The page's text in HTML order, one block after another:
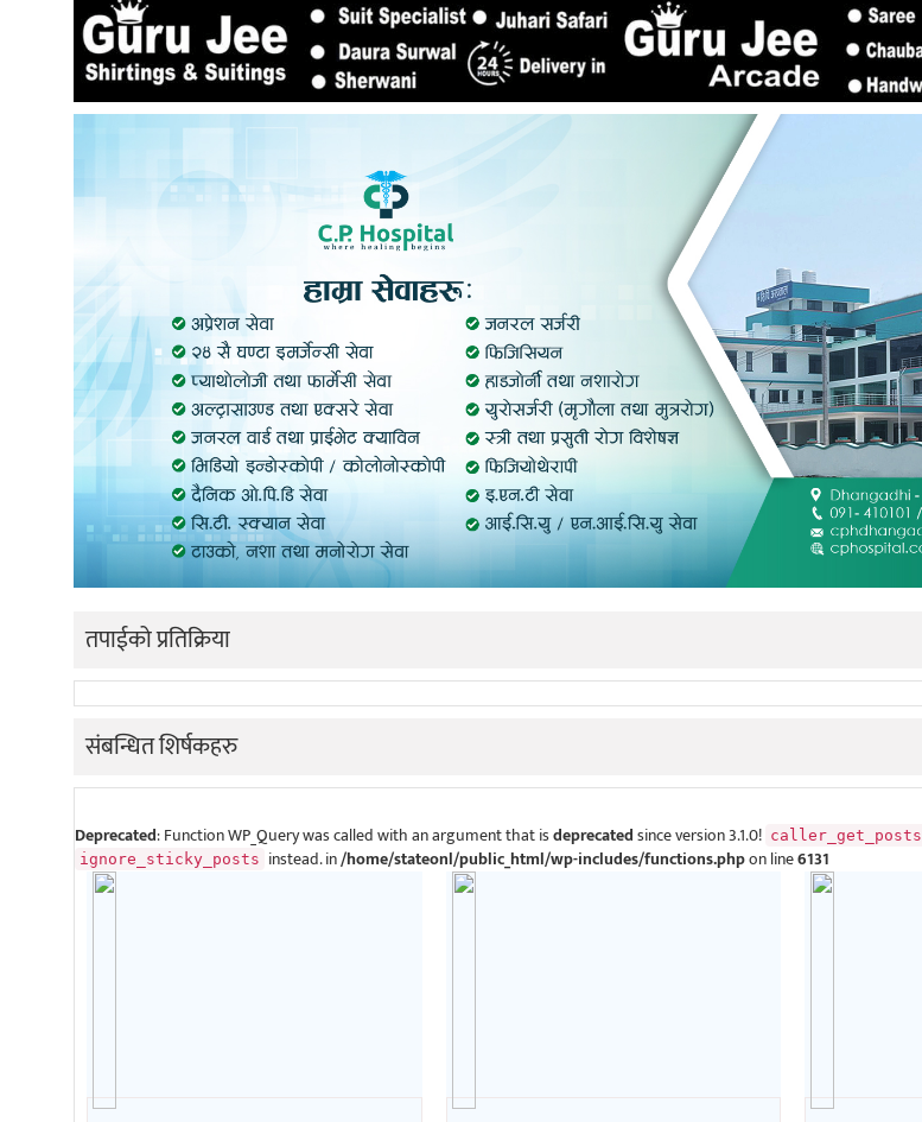
तपाईको प्रतिक्रिया
संबन्धित शिर्षकहरु
Deprecated: Function WP_Query was called with an argument that isdeprecatedsince version 3.1.0! caller_get_posts
ignore_sticky_posts instead. in/home/stateonl/public_html/wp-includes/functions.phpon line6131